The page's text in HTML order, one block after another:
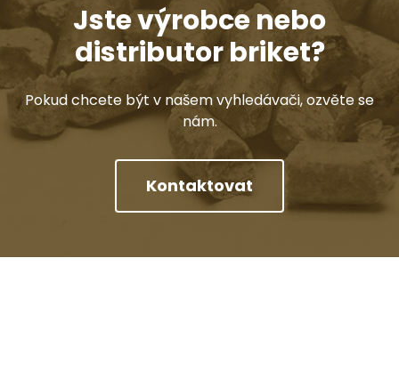
Jste výrobce nebo
distributor briket?
Pokud chcete být v našem vyhledávači, ozvěte se
nám.
Kontaktovat